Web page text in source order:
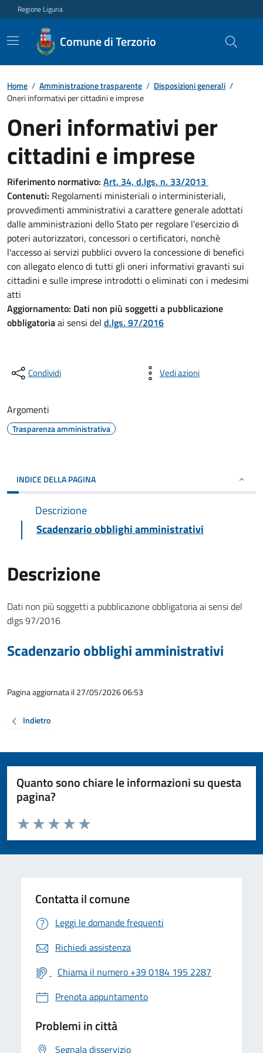
Regione Liguria
Comune di Terzorio
Home / Amministrazione trasparente / Disposizioni generali /
Oneri informativi per cittadini e imprese
Oneri informativi per
cittadini e imprese
Riferimento normativo: Art. 34, d.lgs. n. 33/2013
Contenuti: Regolamenti ministeriali o interministeriali,
provvedimenti amministrativi a carattere generale adottati
dalle amministrazioni dello Stato per regolare l'esercizio di
poteri autorizzatori, concessori o certificatori, nonchè
l'accesso ai servizi pubblici ovvero la concessione di benefici
con allegato elenco di tutti gli oneri informativi gravanti sui
cittadini e sulle imprese introdotti o eliminati con i medesimi
atti
Aggiornamento: Dati non più soggetti a pubblicazione
obbligatoriaai sensi del d.lgs. 97/2016
Condividi Vedi azioni
Argomenti
Trasparenza amministrativa
INDICE DELLA PAGINA
Descrizione
Scadenzario obblighi amministrativi
Descrizione
Dati non più soggetti a pubblicazione obbligatoria ai sensi del
dlgs 97/2016
Scadenzario obblighi amministrativi
Pagina aggiornata il 27/05/2026 06:53
Indietro
Quanto sono chiare le informazioni su questa
pagina?
Valuta da 1 a 5 stelle la pagina
Valuta 5 stelle su 5
Valuta 4 stelle su 5
Valuta 3 stelle su 5
Valuta 2 stelle su 5
Valuta 1 stelle su 5
Contatta il comune
Leggi le domande frequenti
Richiedi assistenza
Chiama il numero +39 0184 195 2287
Prenota appuntamento
Problemi in città
Segnala disservizio